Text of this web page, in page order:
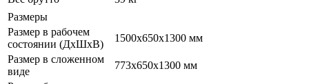
Размеры
Размер в рабочем
состоянии (ДxШxВ)
1500х650х1300 мм
Размер в сложенном
виде
773х650х1300 мм